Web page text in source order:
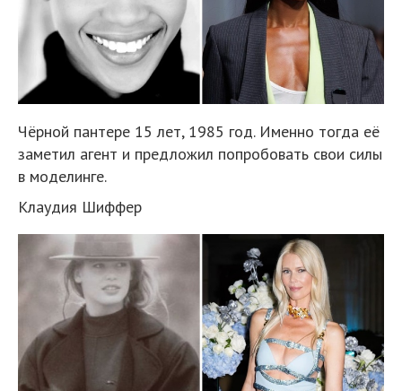
Чёрной пантере 15 лет, 1985 год. Именно тогда её
заметил агент и предложил попробовать свои силы
в моделинге.
Клаудия Шиффер